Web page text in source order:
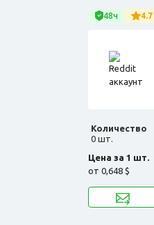
48ч 4.7
Количество
0 шт.
Цена за 1 шт.
от 0,648 $